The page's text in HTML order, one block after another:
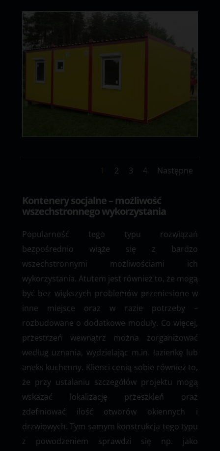
1 2 3 4 Następne
Kontenery socjalne – możliwość
wszechstronnego wykorzystania
Popularność tego typu rozwiązań
bezpośrednio wiąże się z bardzo
wszechstronnymi możliwościami ich
wykorzystania. Atutem jest również to, że mogą
być bez większych problemów przeniesione w
inne miejsce oraz w razie potrzeby –
rozbudowane o dodatkowe moduły. Co więcej,
przestrzeń wewnątrz można zorganizować
według uznania, wydzielając m.in. łazienkę lub
aneks kuchenny. Klienci cenią sobie również to,
że przy ustalaniu szczegółów projektu mogą
wskazać lokalizację przeszkleń oraz
zdefiniować ilość otworów okiennych i
drzwiowych. Tym samym konstrukcja tego typu
z powodzeniem sprawdzi się np. jako